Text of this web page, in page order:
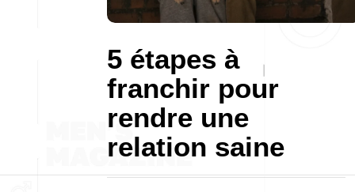
5 étapes à
franchir pour
rendre une
relation saine